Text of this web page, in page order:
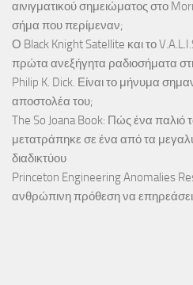
αινιγματικού σημειώματος στο
σήμα που περίμεναν;
Ο Black Knight Satellite και το
πρώτα ανεξήγητα ραδιοσήματα
Philip K. Dick. Είναι το μήνυμα
αποστολέα του;
The So Joana Book: Πώς ένα παλιό
μετατράπηκε σε ένα από τα
διαδικτύου
Princeton Engineering Anomalies
ανθρώπινη πρόθεση να